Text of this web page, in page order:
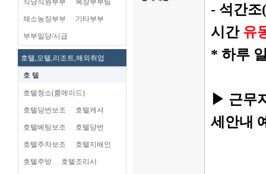
식당직원부부 목장부부팀
채소농장부부 기타부부
부부일당/시급
호텔,모텔,리조트,해외취업
호 텔
호텔청소(룸메이드)
호텔당번보조 호텔캐셔
호텔베팅보조 호텔당번
호텔주차보조 호텔지배인
호텔주방 호텔조리사
- 석간조
시간 유
* 하루
▶ 근무
세안내